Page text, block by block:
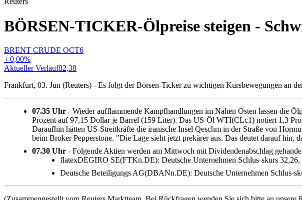
BÖRSEN-TICKER-Ölpreise steigen -
BRENT CRUDE OCT6
+0,00%
Aktueller Verlauf82,38
Frankfurt, 03. Jun (Reuters) - Es folgt der Börsen-Ticker zu wichtigen Kursbewegungen an
07.35 Uhr - Wieder aufflammende Kampfhandlungen im Nahen Osten lassen die
Prozent auf 97,15 Dollar je Barrel (159 Liter). Das US-Öl WTI(CLc1) notiert 1,3
Daraufhin hätten US-Streitkräfte die iranische Insel Qeschm in der Straße von
beim Broker Pepperstone. "Die Lage sieht jetzt prekärer aus. Das deutet darauf hin,
07.30 Uhr - Folgende Aktien werden am Mittwoch mit Dividendenabschlag
flatexDEGIRO SE(FTKn.DE): Deutsche Unternehmen Schlus-skurs
Deutsche Beteiligungs AG(DBANn.DE): Deutsche Unternehmen Schlus-